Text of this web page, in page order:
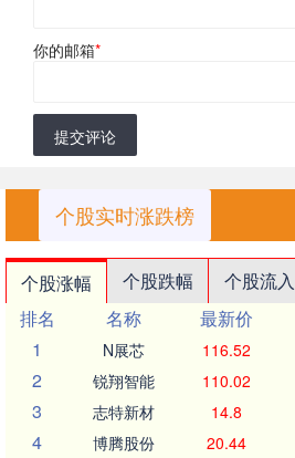
你的邮箱*
提交评论
个股实时涨跌榜
个股涨幅 个股跌幅 个股流入
排名
名称 最新价
1
N展芯 116.52
2 锐翔智能 110.02
3 志特新材 14.8
4 博腾股份 20.44